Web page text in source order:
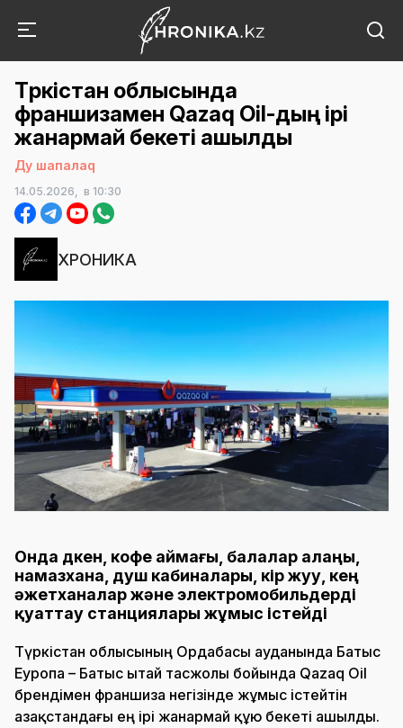
Түркістан облысында
франшизамен Qazaq Oil-дың ірі
жанармай бекеті ашылды
Ду шапалаq
14.05.2026, в 10:30
ХРОНИКА
Онда дүкен, кофе аймағы, балалар алаңы,
намазхана, душ кабиналары, кір жуу, кең
әжетханалар және электромобильдерді
қуаттау станциялары жұмыс істейді
Түркістан облысының Ордабасы ауданында Батыс
Еуропа – Батыс Қытай тасжолы бойында Qazaq Oil
брендімен франшиза негізінде жұмыс істейтін
Қазақстандағы ең ірі жанармай құю бекеті ашылды.